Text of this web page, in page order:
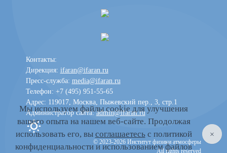
Контакты:
Дирекция: ifaran@ifaran.ru
Пресс-служба: media@ifaran.ru
Телефон: +7 (495) 951-55-65
Адрес: 119017, Москва, Пыжевский пер., 3, стр.1
Администратор сайта:admin@ifaran.ru
Toggle dark mode
© 2023-2026 Институт физики атмосферы
All rights reserved
Мы используем файлы cookie для улучшения
вашего опыта на нашем веб-сайте. Продолжая
использовать его, вы соглашаетесь с политикой
конфиденциальности и использованием файлов